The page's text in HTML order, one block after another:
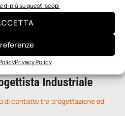
di più su questi scopi
Privacy Policy
come potenziali sensori per i
Industriale
di contatto tra progettazione ed